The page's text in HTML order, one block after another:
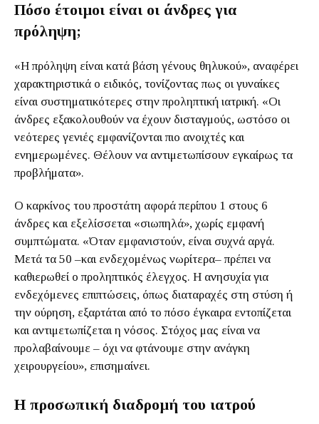
Πόσο έτοιμοι είναι οι άνδρες για
πρόληψη;
«Η πρόληψη είναι κατά βάση γένους θηλυκού», αναφέρει
χαρακτηριστικά ο ειδικός, τονίζοντας πως οι γυναίκες
είναι συστηματικότερες στην προληπτική ιατρική. «Οι
άνδρες εξακολουθούν να έχουν δισταγμούς, ωστόσο οι
νεότερες γενιές εμφανίζονται πιο ανοιχτές και
ενημερωμένες. Θέλουν να αντιμετωπίσουν εγκαίρως τα
προβλήματα».
Ο καρκίνος του προστάτη αφορά περίπου 1 στους 6
άνδρες και εξελίσσεται «σιωπηλά», χωρίς εμφανή
συμπτώματα. «Όταν εμφανιστούν, είναι συχνά αργά.
Μετά τα 50 –και ενδεχομένως νωρίτερα– πρέπει να
καθιερωθεί ο προληπτικός έλεγχος. Η ανησυχία για
ενδεχόμενες επιπτώσεις, όπως διαταραχές στη στύση ή
την ούρηση, εξαρτάται από το πόσο έγκαιρα εντοπίζεται
και αντιμετωπίζεται η νόσος. Στόχος μας είναι να
προλαβαίνουμε – όχι να φτάνουμε στην ανάγκη
χειρουργείου», επισημαίνει.
Η προσωπική διαδρομή του ιατρού